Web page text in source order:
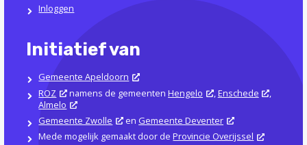
Inloggen
Initiatief van
Gemeente Apeldoorn
ROZ
namens de gemeentenHengelo ,Enschede
,
Almelo
Gemeente Zwolle
en Gemeente Deventer
Mede mogelijk gemaakt door deProvincie Overijssel